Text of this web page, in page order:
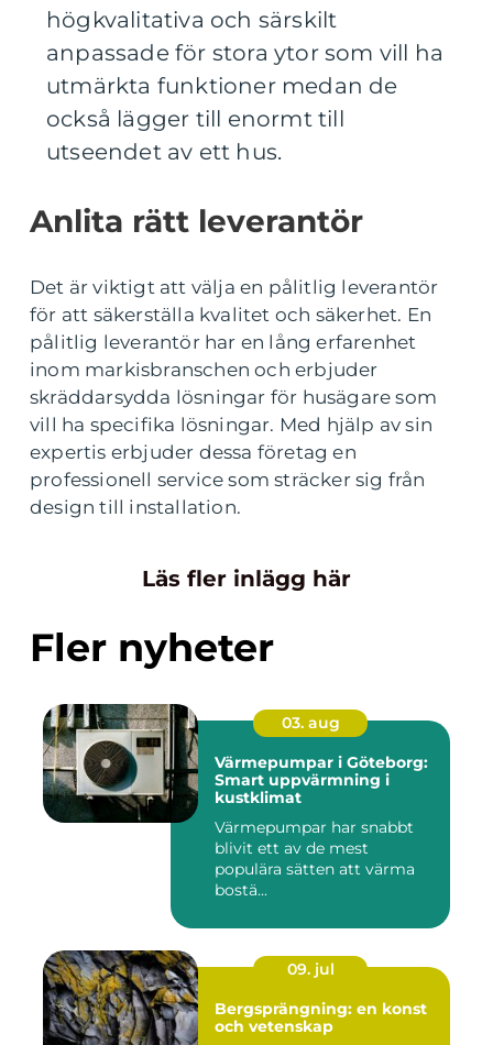
högkvalitativa och särskilt
anpassade för stora ytor som vill ha
utmärkta funktioner medan de
också lägger till enormt till
utseendet av ett hus.
Anlita rätt leverantör
Det är viktigt att välja en pålitlig leverantör
för att säkerställa kvalitet och säkerhet. En
pålitlig leverantör har en lång erfarenhet
inom markisbranschen och erbjuder
skräddarsydda lösningar för husägare som
vill ha specifika lösningar. Med hjälp av sin
expertis erbjuder dessa företag en
professionell service som sträcker sig från
design till installation.
Läs fler inlägg här
Fler nyheter
03. aug
Värmepumpar i Göteborg:
Smart uppvärmning i
kustklimat
Värmepumpar har snabbt
blivit ett av de mest
populära sätten att värma
bostä...
09. jul
Bergsprängning: en konst
och vetenskap